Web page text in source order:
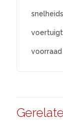
voorraad